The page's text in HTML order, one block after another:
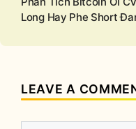
Long Hay Phe Short
LEAVE A